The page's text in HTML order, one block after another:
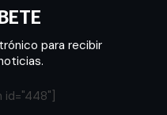
para recibir